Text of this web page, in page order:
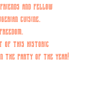
and fellow
cuisine.
of this historic
the party of the year!